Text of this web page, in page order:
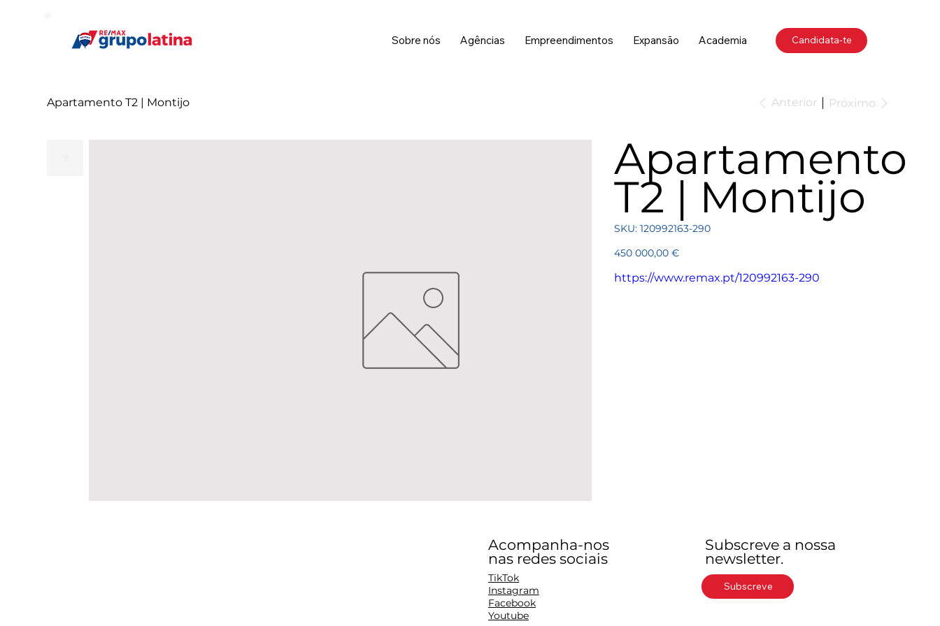
Sobre nós Agências Empreendimentos Expansão Academia Candidata-te
Apartamento T2 | Montijo Anterior Próximo
Apartamento
T2 | Montijo
SKU: SKU
120992163-
120992163-290
Preço
450 000,00 €
https://www.remax.pt/120992163-290
Acompanha-nos
nas redes sociais
TikTok
Instagram
Facebook
Youtube
Subscreve a nossa
newsletter.
Subscreve